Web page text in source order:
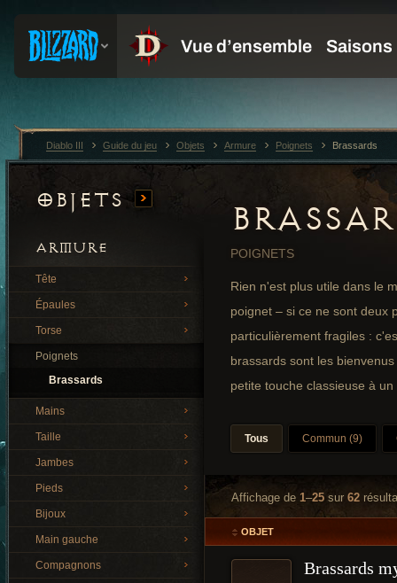
Objets
ARMURE
Tête
Épaules
Torse
Poignets
Brassards
Mains
Taille
Jambes
Pieds
Bijoux
Main gauche
Compagnons
POIGNETS
Rien n'est plus utile dans le
poignet – si ce ne sont deux
particulièrement fragiles :
brassards sont les
petite touche classieuse à
Tous Commun (9)
Affichage de 1–25 sur 62
OBJET
Brassards
Diablo III Guide du jeu Objets Armure Poignets Brassards